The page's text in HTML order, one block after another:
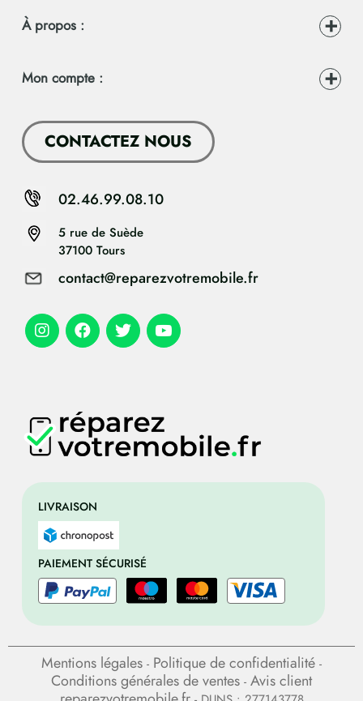
LIVRAISON
PAIEMENT SÉCURISÉ
À propos :
Mon compte :
CONTACTEZ NOUS
5 rue de Suède
37100 Tours
contact@reparezvotremobile.fr
02.46.99.08.10
Mentions légales - Politique de confidentialité -
Conditions générales de ventes - Avis client